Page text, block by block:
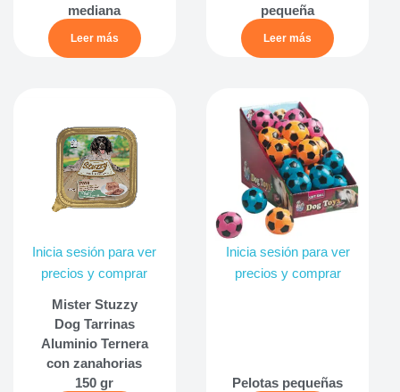
mediana
Leer más
pequeña
Leer más
Inicia sesión para ver
precios y comprar
Mister Stuzzy
Dog Tarrinas
Aluminio Ternera
con zanahorias
150 gr
Inicia sesión para ver
precios y comprar
Pelotas pequeñas